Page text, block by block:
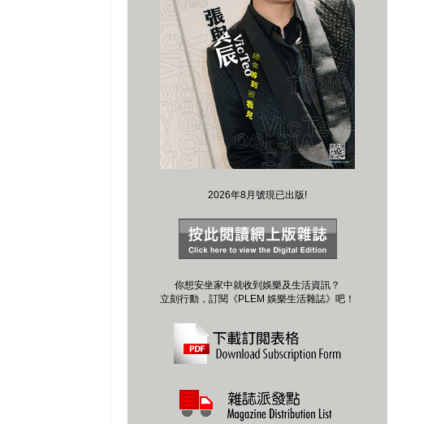
2026年8月號現已出版!
你想安坐家中就收到娛樂及生活資訊？
立刻行動，訂閱《PLEM 娛樂生活雜誌》吧！